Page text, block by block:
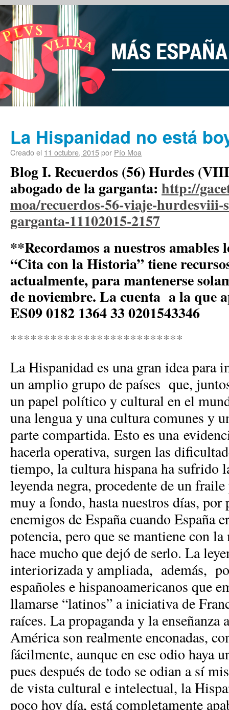
La Hispanidad no está
Creado el 11 octubre, 2015por Pío Moa
Blog I. Recuerdos (56) Hurdes
abogado de la garganta: http://
moa/recuerdos-56-viaje-hurdesviii-
garganta-11102015-2157
**Recordamos a nuestros amables
“Cita con la Historia” tiene
actualmente, para mantenerse
de noviembre. La cuenta a la que
ES09 0182 1364 33 0201543346
**************************
La Hispanidad es una gran idea para
un amplio grupo de países que,
un papel político y cultural en el
una lengua y una cultura comunes y
parte compartida. Esto es una
hacerla operativa, surgen las
tiempo, la cultura hispana ha sufrido
leyenda negra, procedente de un
muy a fondo, hasta nuestros días, por
enemigos de España cuando España
potencia, pero que se mantiene con
hace mucho que dejó de serlo. La
interiorizada y ampliada, además,
españoles e hispanoamericanos que
llamarse “latinos” a iniciativa de
raíces. La propaganda y la enseñanza
América son realmente enconadas,
fácilmente, aunque en ese odio haya
pues después de todo se odian a sí
de vista cultural e intelectual, la
poco hoy día, está completamente